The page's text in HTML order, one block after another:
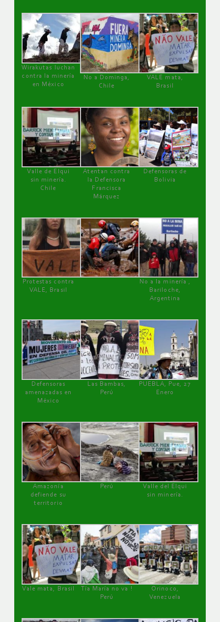
Wirakutas luchan
contra la minería
en México
No a Dominga,
Chile
VALE mata,
Brasil
Valle de Elqui
sin minería.
Chile
Atentan contra
la Defensora
Francisca
Márquez
Defensoras de
Bolivia
Protestas contra
VALE, Brasil
No a la minería ,
Bariloche,
Argentina
Defensoras
amenazadas en
México
Las Bambas,
Perú
PUEBLA, Pue, 27
Enero
Amazonía
defiende su
territorio
Perú
Valle del Elqui
sin minería.
Vale mata, Brasil
Tía María no va !
Perú
Orinoco,
Venezuela